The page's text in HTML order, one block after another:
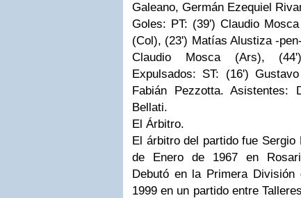
Galeano, Germán Ezequiel
Goles: PT: (39') Claudio
(Col), (23') Matías Alustiza -
Claudio Mosca (Ars),
Expulsados: ST: (16')
Fabián Pezzotta. Asistentes:
Bellati.
El Árbitro.
El árbitro del partido fue
de Enero de 1967 en
Debutó en la Primera
1999 en un partido entre